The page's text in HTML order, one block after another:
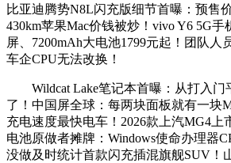
比亚迪腾势N8L闪充版细节首曝：预售
430km苹果Mac价钱被炒！vivo Y6 5G手
屏、7200mAh大电池1799元起！团队人
车企CPU无法改换！
Wildcat Lake笔记本首曝：从打入门
了！中国屏全球：每两块面板就有一块
充电速度最快电车！2026款上汽MG4上
电池原做者摊牌：Windows使命办理器
没做及时统计首款闪充插混旗舰SUV！